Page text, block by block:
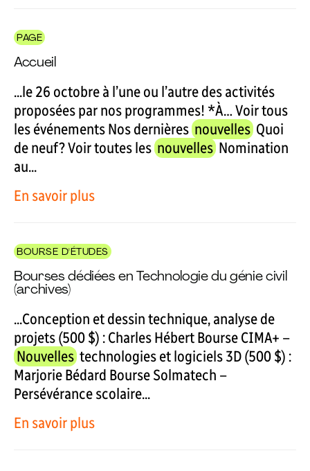
PAGE
Accueil
...le 26 octobre à l’une ou l’autre des activités
proposées par nos programmes! *À… Voir tous
les événements Nos dernières nouvelles Quoi
de neuf? Voir toutes les nouvelles Nomination
au...
En savoir plus
BOURSE D'ÉTUDES
Bourses dédiées en Technologie du génie civil
(archives)
...Conception et dessin technique, analyse de
projets (500 $) : Charles Hébert Bourse CIMA+ –
Nouvelles technologies et logiciels 3D (500 $) :
Marjorie Bédard Bourse Solmatech –
Persévérance scolaire...
En savoir plus